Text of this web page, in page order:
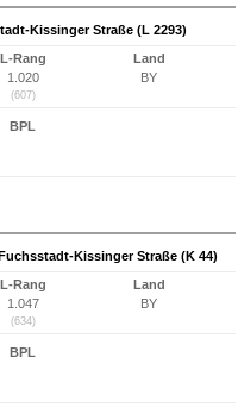
Kissinger Straße (L 2293)
L-Rang
1.020
(607)
Land
BY
BPL
Kissinger Straße (K 44)
L-Rang
1.047
(634)
Land
BY
BPL